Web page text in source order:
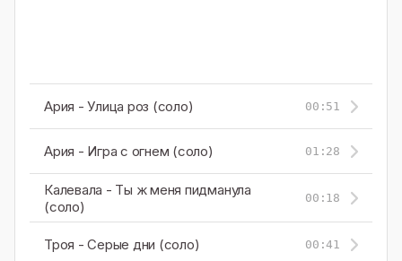
Ария - Улица роз (соло) 00:51
Ария - Игра с огнем (соло) 01:28
Калевала - Ты ж меня пидманула
(соло)
00:18
Троя - Серые дни (соло) 00:41